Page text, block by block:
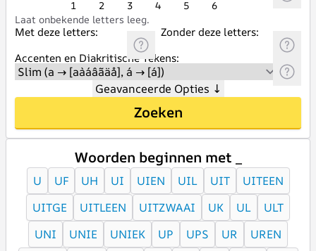
1 2 3 4 5
6
Laat onbekende letters leeg.
Met deze letters:
Zonder deze letters:
Accenten en Diakritische Tekens:
Geavanceerde Opties ↓
Zoeken
Woorden beginnen met _
U UF UH UI UIEN UIL UIT
UITEEN
UITGE
UITLEEN UITZWAAI UK UL
ULT
UNI
UNIE UNIEK UP UPS UR UREN